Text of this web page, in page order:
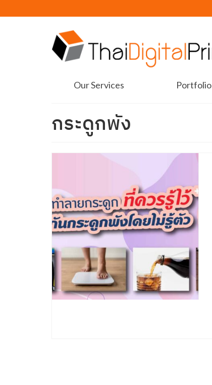
Our Services Portfolio
กระดูกพัง